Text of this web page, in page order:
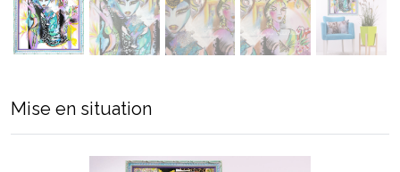
Mise en situation